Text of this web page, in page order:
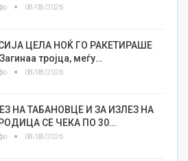
08/08/2026
ЦЕЛА НОЌ ГО РАКЕТИРАШЕ
тројца, меѓу…
08/08/2026
НА ТАБАНОВЦЕ И ЗА ИЗЛЕЗ НА
СЕ ЧЕКА ПО 30…
08/08/2026